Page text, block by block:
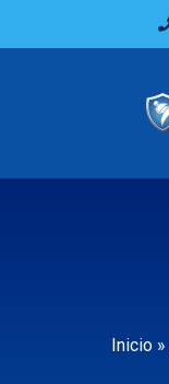
Inicio »